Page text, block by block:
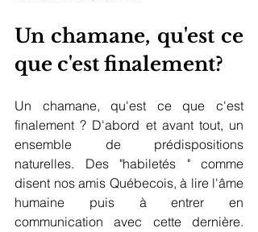
Un chamane, qu'est ce
que c'est finalement?
Un chamane, qu'est ce que c'est
finalement ? D'abord et avant tout, un
ensemble de prédispositions
naturelles. Des "habiletés " comme
disent nos amis Québecois, à lire l'âme
humaine puis à entrer en
communication avec cette dernière.